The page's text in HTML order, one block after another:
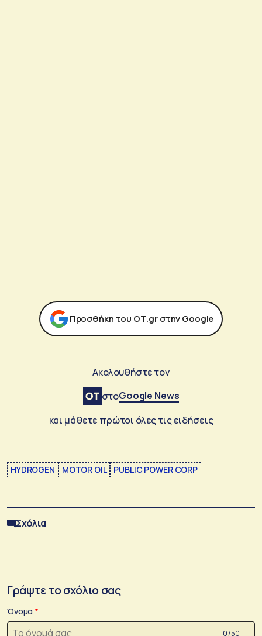
Προσθήκη του ΟΤ.gr στην Google
Ακολουθήστε τον
στοGoogle News
και μάθετε πρώτοι όλες τις ειδήσεις
HYDROGEN MOTOR OIL PUBLIC POWER CORP
Σχόλια
Γράψτε το σχόλιο σας
Όνομα
0 /50